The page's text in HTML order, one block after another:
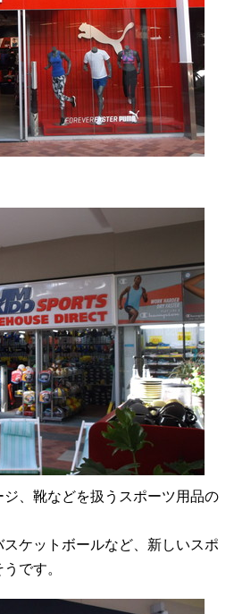
、靴などを扱うスポーツ用品の
ケットボールなど、新しいスポ
です。